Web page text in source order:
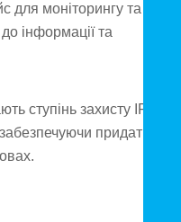
для моніторингу та
інформації та
ступінь захисту IP65,
придатність